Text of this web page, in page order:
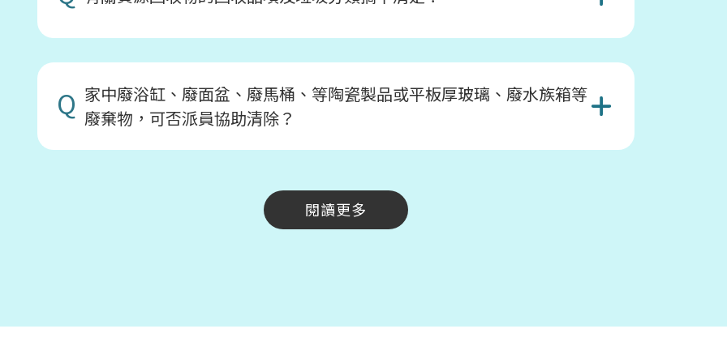
Q 家中廢浴缸、廢面盆、廢馬桶、等陶瓷製品或平板厚玻璃、廢水族箱等
廢棄物，可否派員協助清除？
閱讀更多